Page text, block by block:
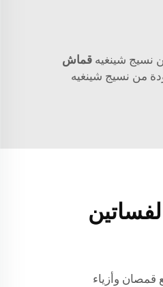
نسيج شينغيه قماش
من نسيج شينغيه
قمصان وأزياء